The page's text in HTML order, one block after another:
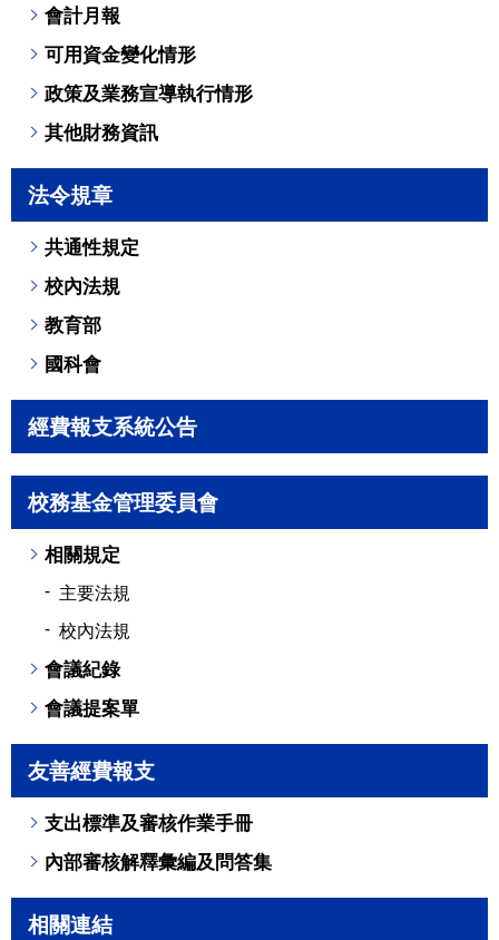
會計月報
可用資金變化情形
政策及業務宣導執行情形
其他財務資訊
法令規章
共通性規定
校內法規
教育部
國科會
經費報支系統公告
校務基金管理委員會
相關規定
主要法規
校內法規
會議紀錄
會議提案單
友善經費報支
支出標準及審核作業手冊
內部審核解釋彙編及問答集
相關連結